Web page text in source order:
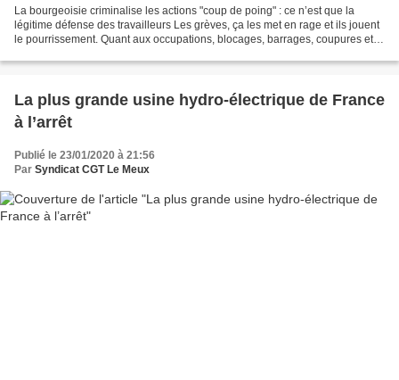
La bourgeoisie criminalise les actions "coup de poing" : ce n’est que la
légitime défense des travailleurs Les grèves, ça les met en rage et ils jouent
le pourrissement. Quant aux occupations, blocages, barrages, coupures et
La plus grande usine hydro-électrique de France
à l’arrêt
Publié le 23/01/2020 à 21:56
Par Syndicat CGT Le Meux